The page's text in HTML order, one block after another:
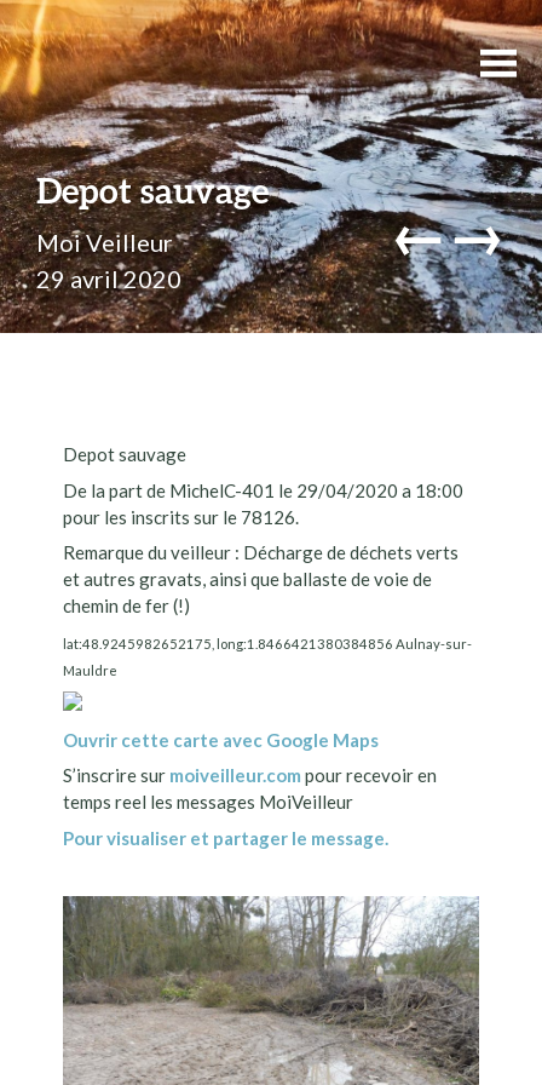
Depot sauvage
Moi Veilleur
29 avril 2020
←→
Depot sauvage
De la part de MichelC-401 le 29/04/2020 a 18:00
pour les inscrits sur le 78126.
Remarque du veilleur : Décharge de déchets verts
et autres gravats, ainsi que ballaste de voie de
chemin de fer (!)
lat:48.9245982652175, long:1.8466421380384856 Aulnay-sur-
Mauldre
Ouvrir cette carte avec Google Maps
S’inscrire sur moiveilleur.com pour recevoir en
temps reel les messages MoiVeilleur
Pour visualiser et partager le message.